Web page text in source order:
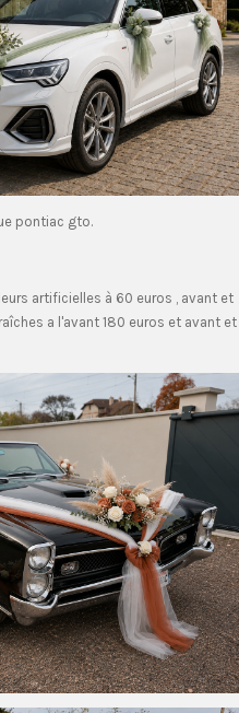
pontiac gto.
artificielles à 60 euros , avant et
a l'avant 180 euros et avant et